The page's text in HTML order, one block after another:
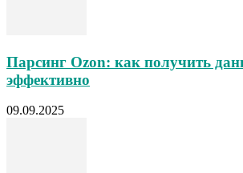
Парсинг Ozon: как получить
эффективно
09.09.2025